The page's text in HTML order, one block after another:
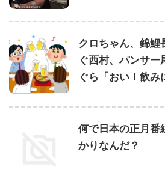
クロちゃん、錦鯉
ぐ西村、パンサー
ぐら「おい！飲み
何で日本の正月番
かりなんだ？